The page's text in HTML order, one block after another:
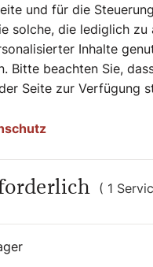
Religionsgeschichte
und Flehen, bei
9, Vers 3). Das
vierundzwanzigsten
in Bußgewänder
(Kapitel 3, Vers 5):
Groß und Klein,
ein heiliges
des Landes beim
Joel (Kapitel 1, Vers
großes Fasten: „Geh
drei Tage und
und für die
solche, die lediglich
Inhalte
Bitte beachten Sie,
Seite zur Verfügung
( 1